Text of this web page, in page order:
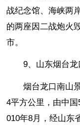
战纪念馆、海峡两
的两座因二战炮火
市。
9、山东烟台龙
烟台龙口南山
4平方公里，由中
010年8月，经山东